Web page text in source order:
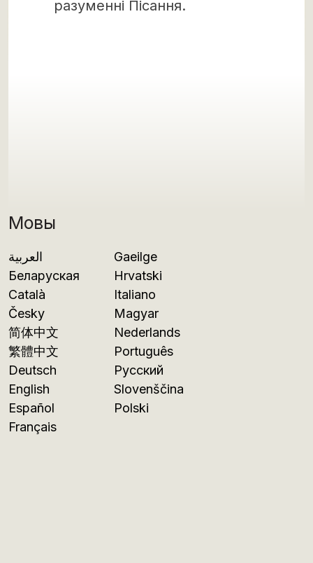
Мовы
العربية
Беларуская
Català
Česky
简体中文
繁體中文
Deutsch
English
Español
Français
Gaeilge
Hrvatski
Italiano
Magyar
Nederlands
Português
Русский
Slovenščina
Polski
разуменні Пісання.